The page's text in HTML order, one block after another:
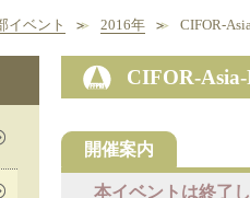
イベント 2016年 CIFOR-
CIFOR-
開催案内
本イベントは終了